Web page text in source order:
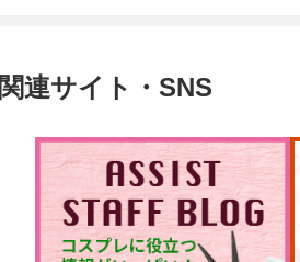
関連サイト・SNS